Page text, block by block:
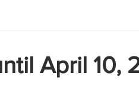
April 10,